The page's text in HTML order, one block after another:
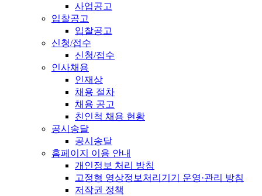
사업공고
입찰공고
입찰공고
신청/접수
신청/접수
인사채용
인재상
채용 절차
채용 공고
친인척 채용 현황
공시송달
공시송달
홈페이지 이용 안내
개인정보 처리 방침
고정형 영상정보처리기기 운영·관리 방침
저작권 정책